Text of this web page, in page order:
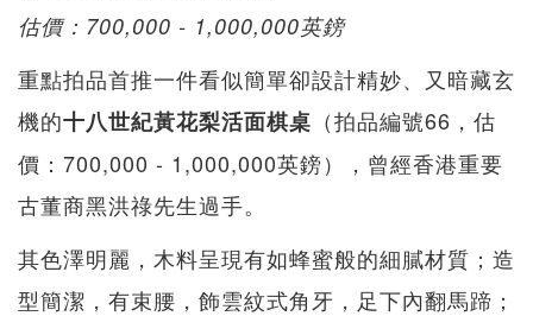
估價：700,000 - 1,000,000英鎊
重點拍品首推一件看似簡單卻設計精妙、又暗藏玄
機的十八世紀黃花梨活面棋桌 （拍品編號66，估
價：700,000 - 1,000,000英鎊），曾經香港重要
古董商黑洪祿先生過手。
其色澤明麗，木料呈現有如蜂蜜般的細膩材質；造
型簡潔，有束腰，飾雲紋式角牙，足下內翻馬蹄；